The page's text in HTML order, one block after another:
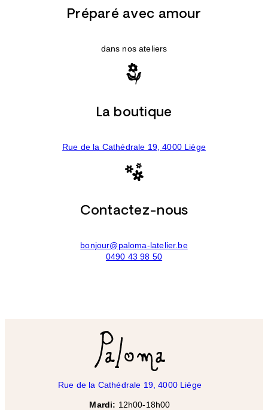
Préparé avec amour
dans nos ateliers
La boutique
Rue de la Cathédrale 19, 4000 Liège
Contactez-nous
bonjour@paloma-latelier.be
0490 43 98 50
Rue de la Cathédrale 19, 4000 Liège
Mardi: 12h00-18h00